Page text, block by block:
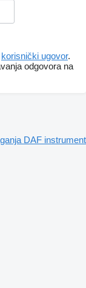
korisnički ugovor.
odgovora na
DAF instrument